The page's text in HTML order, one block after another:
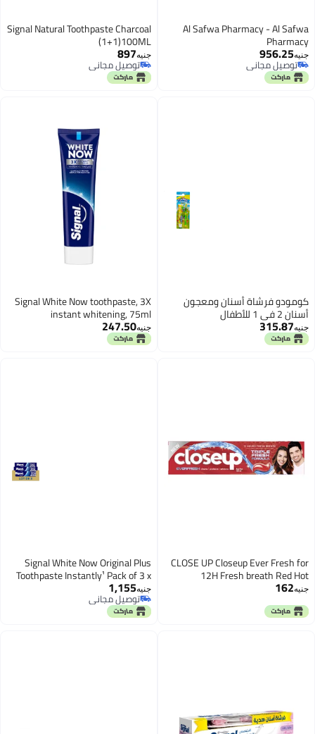
Al Safwa Pharmacy - Al Safwa
Pharmacy
جنيه956.25
توصيل مجاني
توصيل مجاني
Signal Natural Toothpaste Charcoal
(1+1)100ML
جنيه897
توصيل مجاني
توصيل مجاني
كومودو فرشاة أسنان ومعجون
أسنان 2 في 1 للأطفال
جنيه315.87
Signal White Now toothpaste, 3X
instant whitening, 75ml
جنيه247.50
CLOSE UP Closeup Ever Fresh for
12H Fresh breath Red Hot
Toothpaste 100ml
جنيه162
Signal White Now Original Plus
Toothpaste Instantly¹ Pack of 3 x
75 ml
جنيه1,155
توصيل مجاني
توصيل مجاني